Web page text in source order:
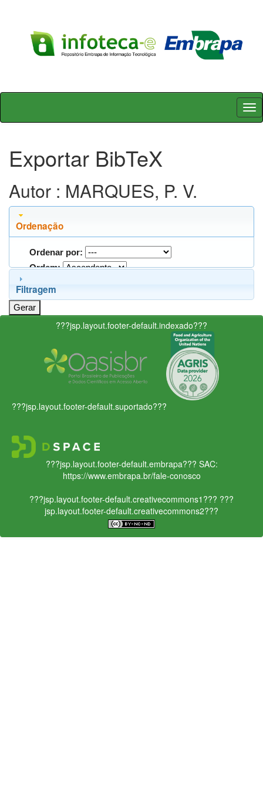
Skip
Exportar BibTeX
Autor : MARQUES, P. V.
Ordenação
Ordenar por:
Ordem:
Filtragem
???jsp.layout.footer-default.indexado???
???jsp.layout.footer-default.suportado???
???jsp.layout.footer-default.embrapa??? SAC:
https://www.embrapa.br/fale-conosco
???jsp.layout.footer-default.creativecommons1??? ???
jsp.layout.footer-default.creativecommons2???